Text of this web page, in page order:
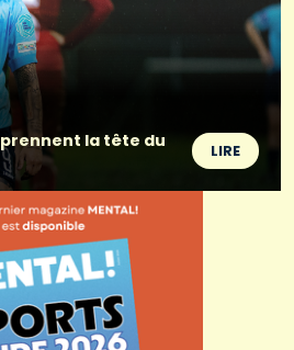
prennent la tête du
LIRE